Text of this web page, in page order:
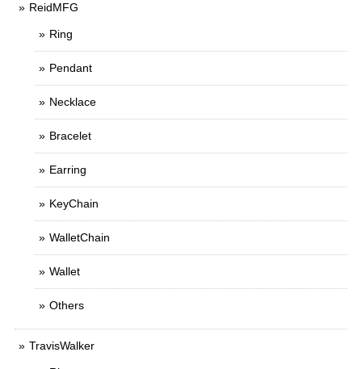
ReidMFG
Ring
Pendant
Necklace
Bracelet
Earring
KeyChain
WalletChain
Wallet
Others
TravisWalker